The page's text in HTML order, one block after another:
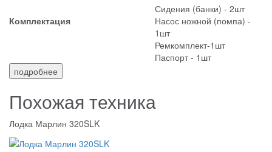
Комплектация
Сидения (банки) - 2шт
Насос ножной (помпа) -
1шт
Ремкомплект-1шт
Паспорт - 1шт
подробнее
Похожая техника
Лодка Марлин 320SLK